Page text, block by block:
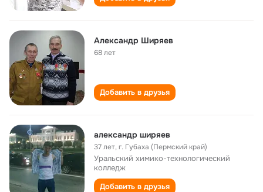
Александр Ширяев
68 лет
Добавить в друзья
aлeксaндр ширяeв
37 лет,г. Губаха (Пермский край)
Уральский химико-технологический
колледж
Добавить в друзья